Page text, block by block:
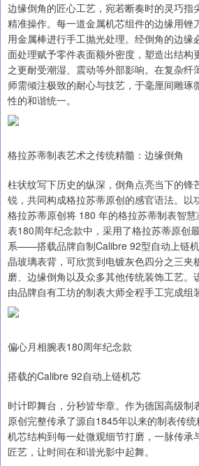
边缘倒角的匠心工艺，宛若断奏时的灵巧指
精准操作。每一道金属机芯组件的边缘用锉
用金属棒进行手工抛光处理。经倒角的边缘
面处理赋予零件表面额外密度，塑造出结构
之更耐受潮湿、震动等外部影响。在复杂纤
师需倾注极致的耐心与技艺，于毫厘间雕琢
性的和谐统一。
格拉苏蒂制表艺术之传统精髓：边缘倒角
柱状纹写下历史的纵深，倒角点亮当下的锋
锐，共同构成格拉苏蒂原创的感官语法。以
格拉苏蒂原创将 180 年的格拉苏蒂制表智
表180周年纪念款中，采用了格拉苏蒂原创
系——搭载品牌自制Calibre 92型自动上链
晶玻璃表背，可欣赏到电镀灰色四分之三夹
磨、边缘倒角以及众多其他传统装饰工艺。
由品牌自有工坊的制表大师全程手工完成组
偏心月相腕表180周年纪念款
搭载的Calibre 92自动上链机芯
时计即舞台，分秒皆华章。作为德国高级制
原创完整传承了源自1845年以来的制表传
机芯结构到每一处微观细节打磨，一脉传承
匠艺，让时间在和谐光影中起舞。